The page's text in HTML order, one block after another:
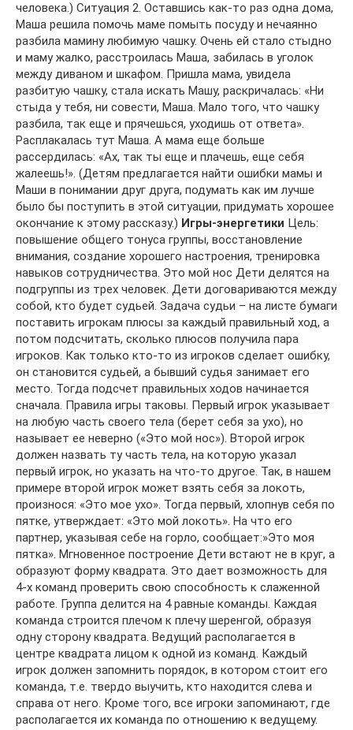
человека.) Ситуация 2. Оставшись как-то раз одна дома,
Маша решила помочь маме помыть посуду и нечаянно
разбила мамину любимую чашку. Очень ей стало стыдно
и маму жалко, расстроилась Маша, забилась в уголок
между диваном и шкафом. Пришла мама, увидела
разбитую чашку, стала искать Машу, раскричалась: «Ни
стыда у тебя, ни совести, Маша. Мало того, что чашку
разбила, так еще и прячешься, уходишь от ответа».
Расплакалась тут Маша. А мама еще больше
рассердилась: «Ах, так ты еще и плачешь, еще себя
жалеешь!». (Детям предлагается найти ошибки мамы и
Маши в понимании друг друга, подумать как им лучше
было бы поступить в этой ситуации, придумать хорошее
окончание к этому рассказу.) Игры-энергетики Цель:
повышение общего тонуса группы, восстановление
внимания, создание хорошего настроения, тренировка
навыков сотрудничества. Это мой нос Дети делятся на
подгруппы из трех человек. Дети договариваются между
собой, кто будет судьей. Задача судьи – на листе бумаги
поставить игрокам плюсы за каждый правильный ход, а
потом подсчитать, сколько плюсов получила пара
игроков. Как только кто-то из игроков сделает ошибку,
он становится судьей, а бывший судья занимает его
место. Тогда подсчет правильных ходов начинается
сначала. Правила игры таковы. Первый игрок указывает
на любую часть своего тела (берет себя за ухо), но
называет ее неверно («Это мой нос»). Второй игрок
должен назвать ту часть тела, на которую указал
первый игрок, но указать на что-то другое. Так, в нашем
примере второй игрок может взять себя за локоть,
произнося: «Это мое ухо». Тогда первый, хлопнув себя по
пятке, утверждает: «Это мой локоть». На что его
партнер, указывая себе на горло, сообщает:»Это моя
пятка». Мгновенное построение Дети встают не в круг, а
образуют форму квадрата. Это дает возможность для
4-х команд проверить свою способность к слаженной
работе. Группа делится на 4 равные команды. Каждая
команда строится плечом к плечу шеренгой, образуя
одну сторону квадрата. Ведущий располагается в
центре квадрата лицом к одной из команд. Каждый
игрок должен запомнить порядок, в котором стоит его
команда, т.е. твердо выучить, кто находится слева и
справа от него. Кроме того, все игроки запоминают, где
располагается их команда по отношению к ведущему.